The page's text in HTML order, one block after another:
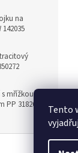
Tento
na
mřížkou
PP 318269